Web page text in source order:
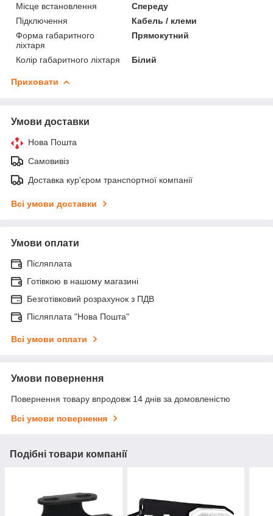
Місце встановлення
Спереду
Підключення
Кабель / клеми
Форма габаритного
ліхтаря
Прямокутний
Колір габаритного ліхтаря Білий
Приховати
Умови доставки
Нова Пошта
Самовивіз
Доставка кур'єром транспортної компанії
Всі умови доставки
Умови оплати
Післяплата
Готівкою в нашому магазині
Безготівковий розрахунок з ПДВ
Післяплата "Нова Пошта"
Всі умови оплати
Умови повернення
Повернення товару впродовж 14 днів за домовленістю
Всі умови повернення
Подібні товари компанії